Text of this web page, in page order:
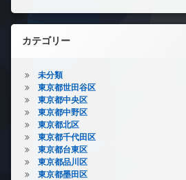
カテゴリー
未分類
東京都世田谷区
東京都中央区
東京都中野区
東京都北区
東京都千代田区
東京都台東区
東京都品川区
東京都墨田区